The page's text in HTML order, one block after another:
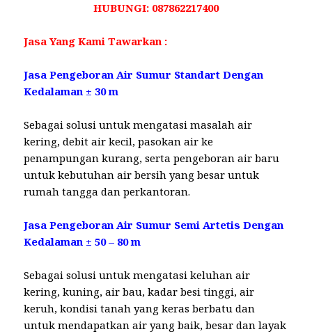
HUBUNGI: 087862217400
Jasa Yang Kami Tawarkan :
Jasa Pengeboran Air Sumur Standart Dengan
Kedalaman ± 30 m
Sebagai solusi untuk mengatasi masalah air
kering, debit air kecil, pasokan air ke
penampungan kurang, serta pengeboran air baru
untuk kebutuhan air bersih yang besar untuk
rumah tangga dan perkantoran.
Jasa Pengeboran Air Sumur Semi Artetis Dengan
Kedalaman ± 50 – 80 m
Sebagai solusi untuk mengatasi keluhan air
kering, kuning, air bau, kadar besi tinggi, air
keruh, kondisi tanah yang keras berbatu dan
untuk mendapatkan air yang baik, besar dan layak